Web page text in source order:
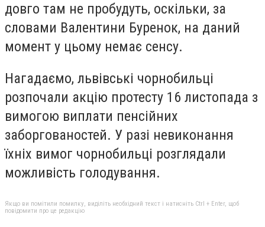
довго там не пробудуть, оскільки, за
словами Валентини Буренок, на даний
момент у цьому немає сенсу.
Нагадаємо, львівські чорнобильці
розпочали акцію протесту 16 листопада з
вимогою виплати пенсійних
заборгованостей. У разі невиконання
їхніх вимог чорнобильці розглядали
можливість голодування.
Якщо ви помітили помилку, виділіть необхідний текст і натисніть Ctrl + Enter, щоб
повідомити про це редакцію